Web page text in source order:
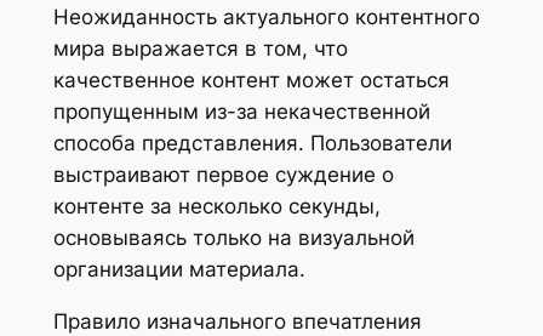
Неожиданность актуального контентного
мира выражается в том, что
качественное контент может остаться
пропущенным из-за некачественной
способа представления. Пользователи
выстраивают первое суждение о
контенте за несколько секунды,
основываясь только на визуальной
организации материала.
Правило изначального впечатления